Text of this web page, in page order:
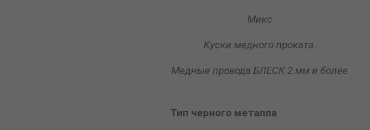
Микс
Куски медного проката.
Медные провода БЛЕСК 2 мм и более
Тип черного металла